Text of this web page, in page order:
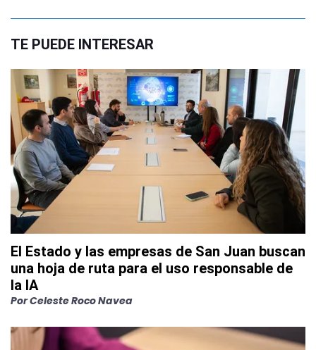
TE PUEDE INTERESAR
El Estado y las empresas de San Juan buscan
una hoja de ruta para el uso responsable de
la IA
PorCeleste Roco Navea